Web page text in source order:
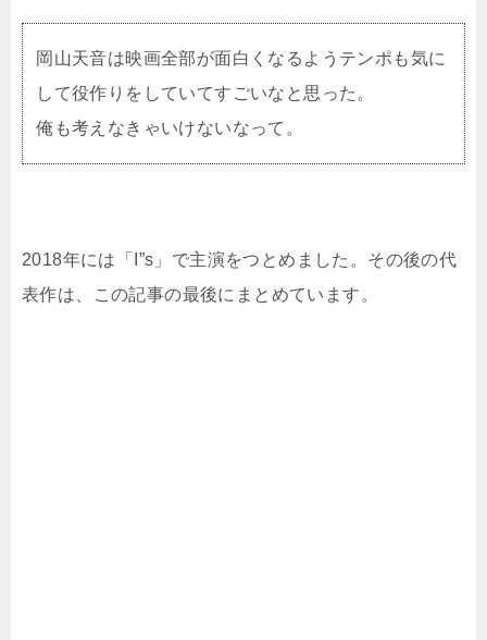
岡山天音は映画全部が面白くなるようテンポも気に
して役作りをしていてすごいなと思った。
俺も考えなきゃいけないなって。
2018年には「I”s」で主演をつとめました。その後の代
表作は、この記事の最後にまとめています。